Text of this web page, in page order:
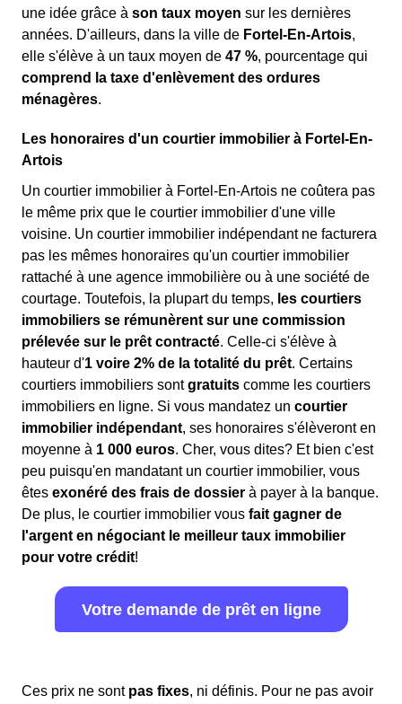
une idée grâce à son taux moyen sur les dernières
années. D'ailleurs, dans la ville de Fortel-En-Artois,
elle s'élève à un taux moyen de 47 %, pourcentage qui
comprend la taxe d'enlèvement des ordures
ménagères.
Les honoraires d'un courtier immobilier à Fortel-En-
Artois
Un courtier immobilier à Fortel-En-Artois ne coûtera pas
le même prix que le courtier immobilier d'une ville
voisine. Un courtier immobilier indépendant ne facturera
pas les mêmes honoraires qu'un courtier immobilier
rattaché à une agence immobilière ou à une société de
courtage. Toutefois, la plupart du temps, les courtiers
immobiliers se rémunèrent sur une commission
prélevée sur le prêt contracté. Celle-ci s'élève à
hauteur d'1 voire 2% de la totalité du prêt. Certains
courtiers immobiliers sontgratuits comme les courtiers
immobiliers en ligne. Si vous mandatez un courtier
immobilier indépendant, ses honoraires s'élèveront en
moyenne à 1 000 euros. Cher, vous dites? Et bien c'est
peu puisqu'en mandatant un courtier immobilier, vous
êtes exonéré des frais de dossier à payer à la banque.
De plus, le courtier immobilier vous fait gagner de
l'argent en négociant le meilleur taux immobilier
pour votre crédit!
Votre demande de prêt en ligne
Ces prix ne sont pas fixes, ni définis. Pour ne pas avoir